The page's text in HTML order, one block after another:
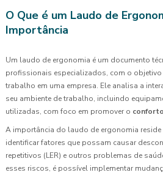
O Que é um Laudo de
Importância
Um laudo de ergonomia é um documento
profissionais especializados, com o
trabalho em uma empresa. Ele analisa a
seu ambiente de trabalho, incluindo
utilizadas, com foco em promover o conforto
A importância do laudo de ergonomia reside
identificar fatores que possam causar
repetitivos (LER) e outros problemas de
esses riscos, é possível implementar